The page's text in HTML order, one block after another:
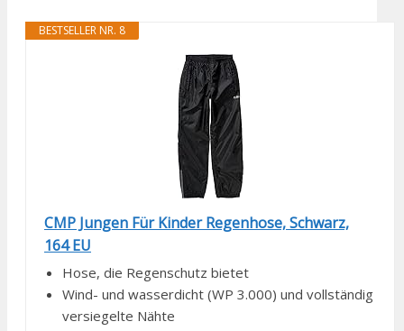
BESTSELLER NR. 8
CMP Jungen Für Kinder Regenhose, Schwarz,
164 EU
Hose, die Regenschutz bietet
Wind- und wasserdicht (WP 3.000) und vollständig
versiegelte Nähte